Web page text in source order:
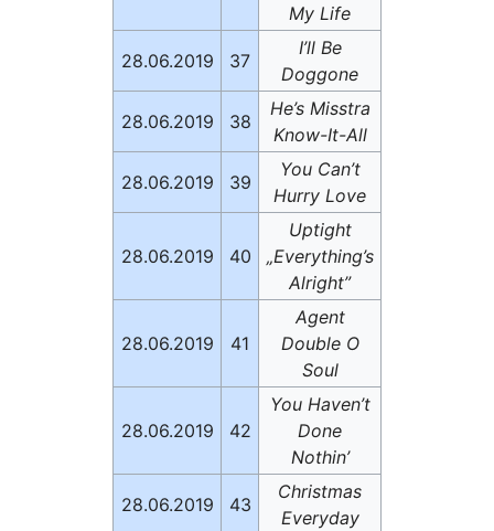
My Life
28.06.2019 37
I’ll Be
Doggone
28.06.2019 38
He’s Misstra
Know-It-All
28.06.2019 39
You Can’t
Hurry Love
28.06.2019 40
Uptight
„Everything’s
Alright”
28.06.2019 41
Agent
Double O
Soul
28.06.2019 42
You Haven’t
Done
Nothin’
28.06.2019 43
Christmas
Everyday